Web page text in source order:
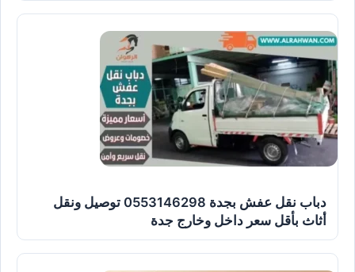
دباب نقل عفش بجدة 0553146298 توصيل ونقل
أثاث بأقل سعر داخل وخارج جدة